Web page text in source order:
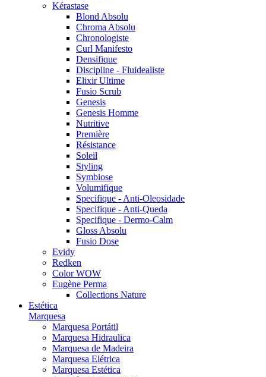
Kérastase
Blond Absolu
Chroma Absolu
Chronologiste
Curl Manifesto
Densifique
Discipline - Fluidealiste
Elixir Ultime
Fusio Scrub
Genesis
Genesis Homme
Nutritive
Première
Résistance
Soleil
Styling
Symbiose
Volumifique
Specifique - Anti-Oleosidade
Specifique - Anti-Queda
Specifique - Dermo-Calm
Gloss Absolu
Fusio Dose
Evidy
Redken
Color WOW
Eugène Perma
Collections Nature
Estética
Marquesa
Marquesa Portátil
Marquesa Hidraulica
Marquesa de Madeira
Marquesa Elétrica
Marquesa Estética